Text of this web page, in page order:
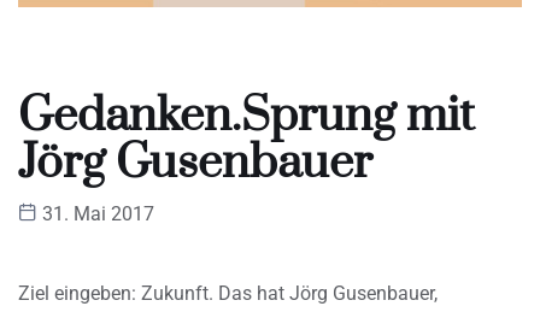
Gedanken.Sprung mit
Jörg Gusenbauer
31. Mai 2017
Ziel eingeben: Zukunft. Das hat Jörg Gusenbauer,